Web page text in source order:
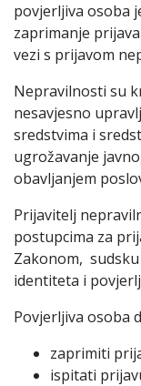
povjerljiva osoba
zaprimanje
vezi s prijavom
Nepravilnosti su
nesavjesno
sredstvima i
ugrožavanje
obavljanjem
Prijavitelj
postupcima za
Zakonom,
identiteta i
Povjerljiva osoba
zaprimiti
ispitati